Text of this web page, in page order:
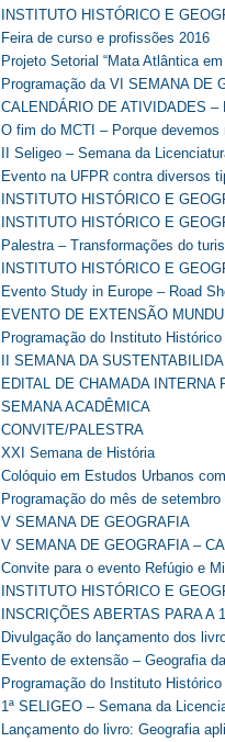
INSTITUTO HISTÓRICO E
Feira de curso e profissões 2016
Projeto Setorial “Mata Atlântica em
Programação da VI SEMANA DE
CALENDÁRIO DE ATIVIDADES
O fim do MCTI – Porque devemos
II Seligeo – Semana da
Evento na UFPR contra diversos
INSTITUTO HISTÓRICO E
INSTITUTO HISTÓRICO E
Palestra – Transformações do
INSTITUTO HISTÓRICO E
Evento Study in Europe – Road
EVENTO DE EXTENSÃO
Programação do Instituto
II SEMANA DA
EDITAL DE CHAMADA INTERNA
SEMANA ACADÊMICA
CONVITE/PALESTRA
XXI Semana de História
Colóquio em Estudos Urbanos
Programação do mês de
V SEMANA DE GEOGRAFIA
V SEMANA DE GEOGRAFIA –
Convite para o evento Refúgio e
INSTITUTO HISTÓRICO E
INSCRIÇÕES ABERTAS PARA A
Divulgação do lançamento dos
Evento de extensão – Geografia
Programação do Instituto
1ª SELIGEO – Semana da
Lançamento do livro: Geografia